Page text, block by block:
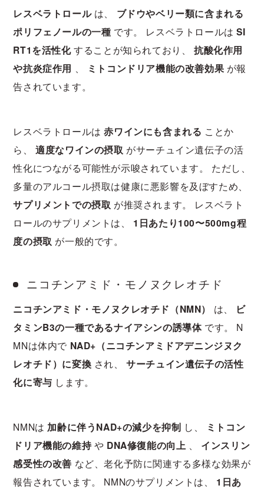
レスベラトロールは、 ブドウやベリー類に含まれる
ポリフェノールの一種 です。 レスベラトロールはSI
RT1を活性化することが知られており、 抗酸化作用
や抗炎症作用
ミトコンドリア機能の改善効果 が報
告されています。
レスベラトロールは赤ワインにも含まれる ことか
ら、適度なワインの摂取 がサーチュイン遺伝子の活
性化につながる可能性が示唆されています。 ただし、
多量のアルコール摂取は健康に悪影響を及ぼすため、
サプリメントでの摂取 が推奨されます。 レスベラト
ロールのサプリメントは、 1日あたり100〜500mg程
度の摂取 が一般的です。
ニコチンアミド・モノヌクレオチド
ニコチンアミド・モノヌクレオチド（NMN） は、
ビ
タミンB3の一種であるナイアシンの誘導体です。 N
MNは体内で NAD+（ニコチンアミドアデニンジヌク
レオチド）に変換 され、サーチュイン遺伝子の活性
化に寄与 します。
NMNは 加齢に伴うNAD+の減少を抑制 し、
ミトコン
ドリア機能の維持 や DNA修復能の向上
インスリン
感受性の改善 など、老化予防に関連する多様な効果が
報告されています。 NMNのサプリメントは、 1日あ